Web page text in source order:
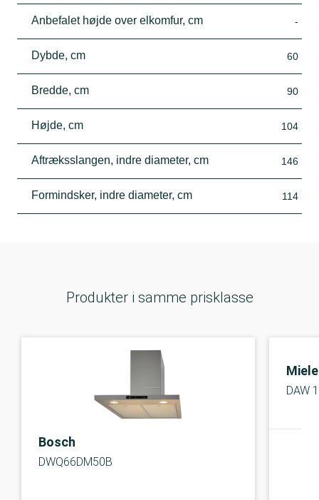
Anbefalet højde over elkomfur, cm -
Dybde, cm 60
Bredde, cm 90
Højde, cm 104
Aftræksslangen, indre diameter, cm 146
Formindsker, indre diameter, cm 114
Produkter i samme prisklasse
Bosch
DWQ66DM50B
Miele
DAW